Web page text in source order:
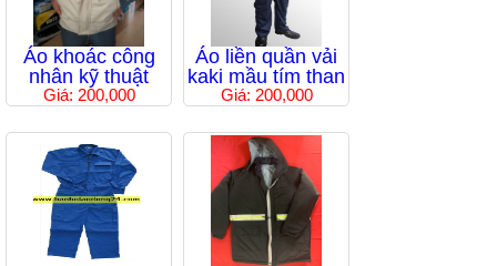
Áo khoác công
nhân kỹ thuật
Giá: 200,000
Áo liền quần vải
kaki mầu tím than
Giá: 200,000